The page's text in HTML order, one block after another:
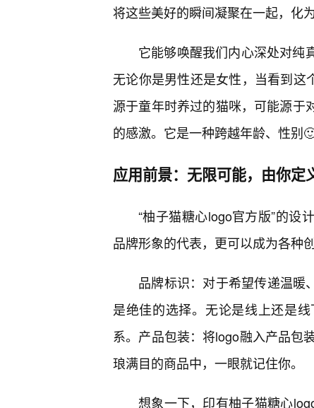
将这些美好的瞬间凝聚在一起，化
它能够唤醒我们内心深处对纯
无论你是男性还是女性，当看到
源于童年时养过的猫咪，可能源于
的感激。它是一种跨越年龄、性别
应用前景：无限可能，由你定
“柚子猫糖心logo官方版”的设
品牌形象的代表，更可以成为各种
品牌标识：对于希望传递温暖
是绝佳的选择。无论是线上还是
系。产品包装：将logo融入产品包
琅满目的商品中，一眼就记住你。
想象一下，印有柚子猫糖心